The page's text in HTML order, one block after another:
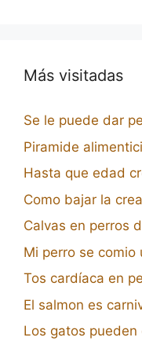
Más visitadas
Se le puede dar
Piramide
Hasta que edad
Como bajar la
Calvas en perros
Mi perro se
Tos cardíaca en
El salmon es
Los gatos pueden